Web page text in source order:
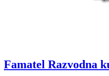
Famatel Razvodna